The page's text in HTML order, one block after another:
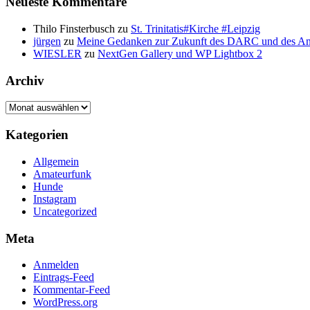
Thilo Finsterbusch zu St. Trinitatis#Kirche #Leipzig
jürgen zu Meine Gedanken zur Zukunft des DARC und des
WIESLER zu NextGen Gallery und WP Lightbox 2
Archiv
Archiv
Kategorien
Allgemein
Amateurfunk
Hunde
Instagram
Uncategorized
Meta
Anmelden
Eintrags-Feed
Kommentar-Feed
WordPress.org